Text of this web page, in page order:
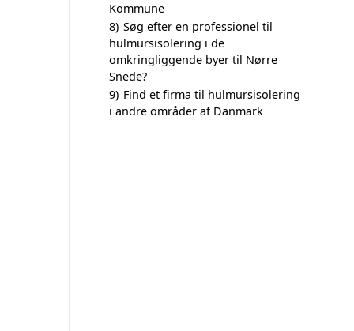
Kommune
8) Søg efter en professionel til
hulmursisolering i de
omkringliggende byer til Nørre
Snede?
9) Find et firma til hulmursisolering
i andre områder af Danmark